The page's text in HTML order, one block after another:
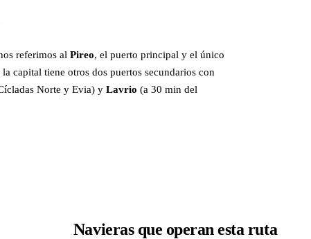
referimos al Pireo, el puerto principal y el único
capital tiene otros dos puertos secundarios con
Norte y Evia) y Lavrio (a 30 min del
Navieras que operan esta ruta